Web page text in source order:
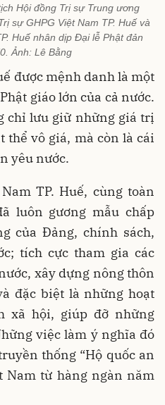
Hội đồng Trị sự Trung ương
sự GHPG Việt Nam TP. Huế và
Huế nhân dịp Đại lễ Phật đản
Ảnh: Lê Bằng
được mệnh danh là một
giáo lớn của cả nước.
chỉ lưu giữ những giá trị
thể vô giá, mà còn là cái
yêu nước.
TP. Huế, cùng toàn
luôn gương mẫu chấp
của Đảng, chính sách,
tích cực tham gia các
xây dựng nông thôn
đặc biệt là những hoạt
xã hội, giúp đỡ những
việc làm ý nghĩa đó
thống “Hộ quốc an
Nam từ hàng ngàn năm